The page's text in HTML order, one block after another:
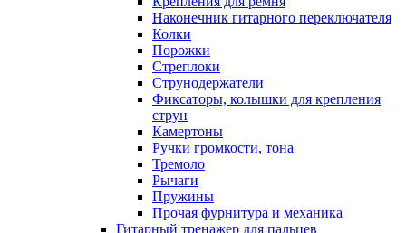
Наконечник гитарного переключателя
Колки
Порожки
Стреплоки
Струнодержатели
Фиксаторы, колышки для крепления
струн
Камертоны
Ручки громкости, тона
Тремоло
Рычаги
Пружины
Прочая фурнитура и механика
Гитарный тренажер для пальцев